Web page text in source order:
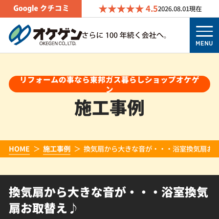
4.52026.08.01現在
MENU
リフォームの事なら東邦ガス暮らしショップオケゲ
ン
施工事例
HOME 施工事例 換気扇から大きな音が・・・浴室換気扇お
換気扇から大きな音が・・・浴室換気
扇お取替え♪